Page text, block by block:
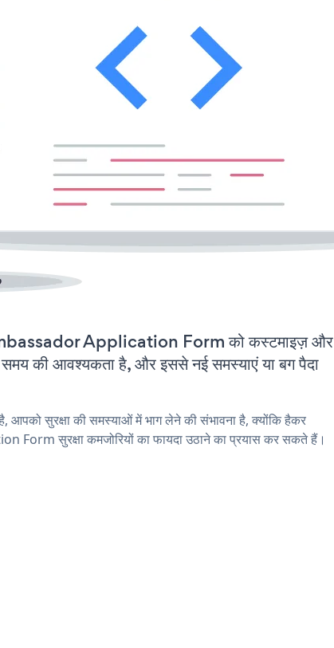
Application Form को कस्टमाइज़ और
की आवश्यकता है, और इससे नई समस्याएं या बग पैदा
सुरक्षा की समस्याओं में भाग लेने की संभावना है, क्योंकि हैकर
सुरक्षा कमजोरियों का फायदा उठाने का प्रयास कर सकते हैं।